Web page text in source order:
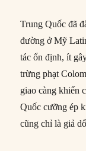
Trung Quốc đã
đường ở Mỹ
tác ổn định, ít
trừng phạt
giao càng khiến
Quốc cưỡng ép
cũng chỉ là giả